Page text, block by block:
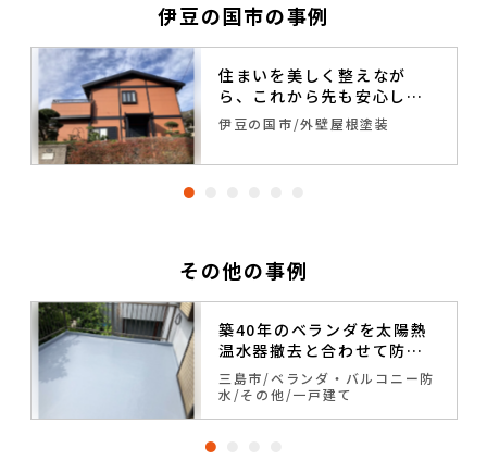
伊豆の国市の事例
住まいを美しく整えなが
ら、これから先も安心して
暮らせる住環境へ
伊豆の国市 外壁屋根塗装
その他の事例
築40年のベランダを太陽熱
温水器撤去と合わせて防水
工事で雨漏り予防
三島市 ベランダ・バルコニー防
水 その他 一戸建て